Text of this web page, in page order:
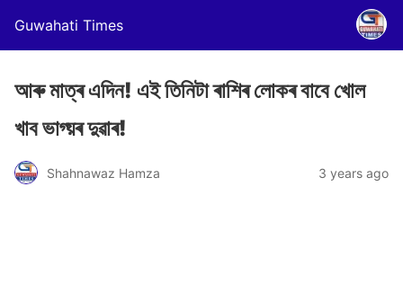
Guwahati Times
আৰু মাত্ৰ এদিন! এই তিনিটা ৰাশিৰ লোকৰ বাবে খোল
খাব ভাগ্য়ৰ দুৱাৰ!
Shahnawaz Hamza 3 years ago